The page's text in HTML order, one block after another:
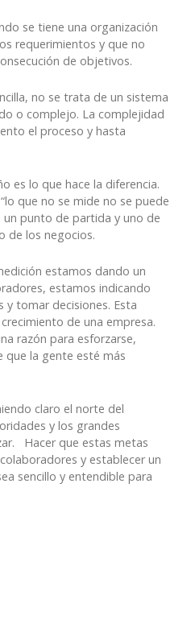
se tiene una organización
requerimientos y que no
de objetivos.
no se trata de un sistema
o complejo. La complejidad
el proceso y hasta
es lo que hace la diferencia.
que no se mide no se puede
un punto de partida y uno de
de los negocios.
estamos dando un
estamos indicando
y tomar decisiones. Esta
de una empresa.
razón para esforzarse,
que la gente esté más
claro el norte del
y los grandes
Hacer que estas metas
y establecer un
sencillo y entendible para